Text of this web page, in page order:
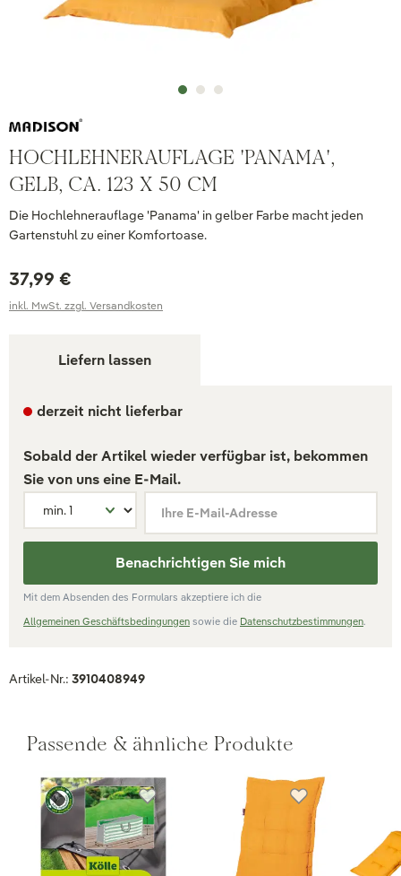
HOCHLEHNERAUFLAGE 'PANAMA',
GELB, CA. 123 X 50 CM
Die Hochlehnerauflage 'Panama' in gelber Farbe macht jeden
Gartenstuhl zu einer Komfortoase.
37,99 €
inkl. MwSt. zzgl. Versandkosten
Liefern lassen
derzeit nicht lieferbar
Sobald der Artikel wieder verfügbar ist, bekommen
Sie von uns eine E-Mail.
Ihre E-Mail-Adresse
Benachrichtigen Sie mich
Mit dem Absenden des Formulars akzeptiere ich die
Allgemeinen Geschäftsbedingungen sowie die Datenschutzbestimmungen.
Artikel-Nr.: 3910408949
Passende & ähnliche Produkte